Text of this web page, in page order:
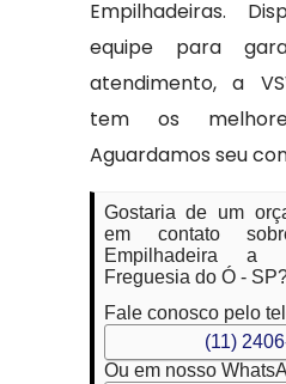
Empilhadeiras.
equipe para
atendimento, a
tem os
Aguardamos seu
Gostaria de um
em contato
Empilhadeira a
Freguesia do Ó -
Fale conosco pelo
(11)
Ou em nosso